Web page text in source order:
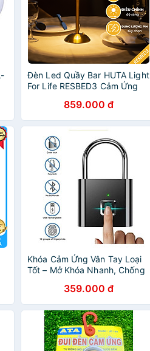
Đèn Led Quầy Bar HUTA Light
For Life RESBED3 Cảm Ứng
Sáng Vàng859.000 đ
Khóa Cảm Ứng Vân Tay Loại
Tốt – Mở Khóa Nhanh, Chống
TRANG TRÍ359.000 đ